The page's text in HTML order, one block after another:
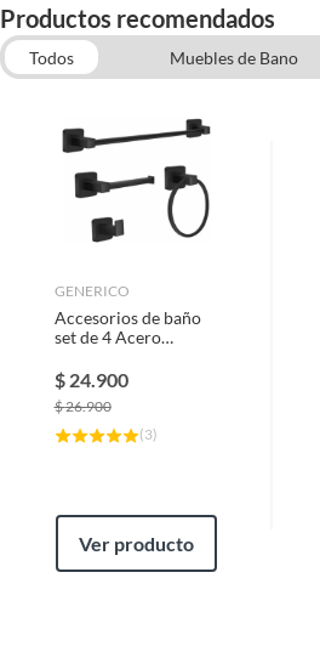
Productos recomendados
Todos Muebles de Bano
GENERICO
Accesorios de baño
set de 4 Acero
$ 24.900
$26.900
(3)
Ver producto